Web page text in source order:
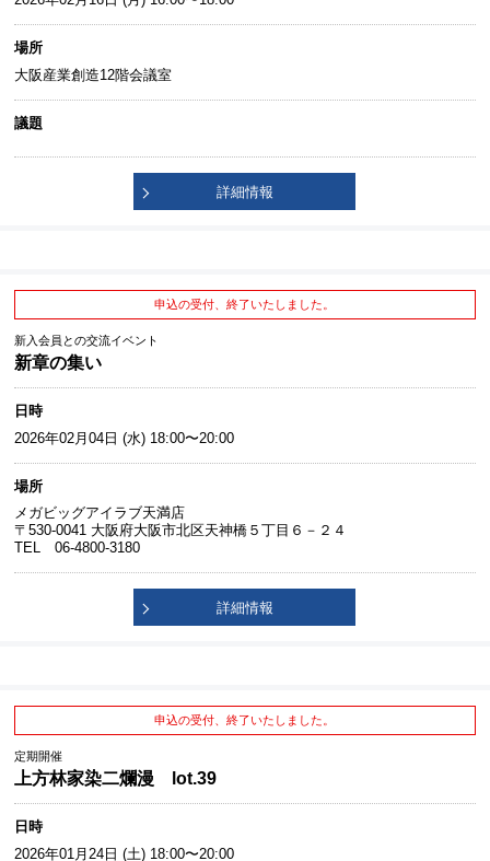
場所
大阪産業創造12階会議室
議題
詳細情報
申込の受付、終了いたしました。
新入会員との交流イベント
新章の集い
日時
2026年02月04日 (水) 18:00〜20:00
場所
メガビッグアイラブ天満店
〒530-0041 大阪府大阪市北区天神橋５丁目６－２４
TEL 06-4800-3180
詳細情報
申込の受付、終了いたしました。
定期開催
上方林家染二爛漫 lot.39
日時
2026年01月24日 (土) 18:00〜20:00